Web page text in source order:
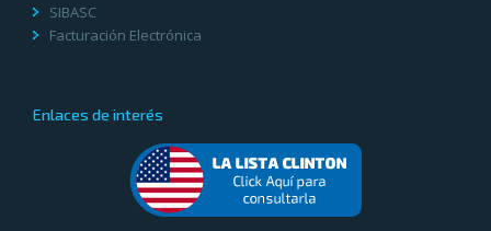
SIBASC
Facturación Electrónica
Enlaces de interés